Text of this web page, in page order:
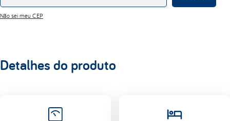
Não sei meu CEP
Detalhes do produto